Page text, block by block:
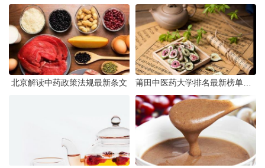
北京解读中药政策法规最新条文